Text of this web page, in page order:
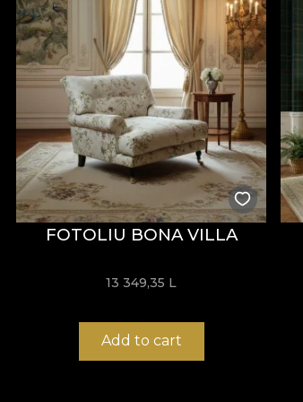
Cu o lățime de142 ± 3 cm , VELVET
scămoșare, frecare umedă și uscată,
Tip:material tricotat
Compoziție:100% PES
Greutate:300 g/mp ± 5%
Lățime:142 ± 3 cm
Proprietăți:Water Repellent, Fire
Certificări:
OEKO-TEX Standard
Rezistență la abraziune:60.000
Întreținere:spălare la 30°C, călcare la
Material ORIGIN
FOTOLIU BONA VILLA
13 349,35 L
Add to cart